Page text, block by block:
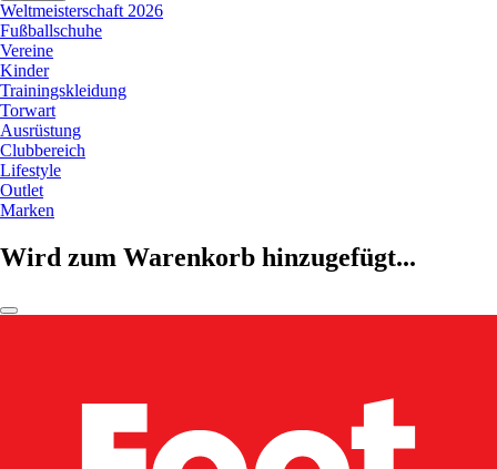
Weltmeisterschaft 2026
Fußballschuhe
Vereine
Kinder
Trainingskleidung
Torwart
Ausrüstung
Clubbereich
Lifestyle
Outlet
Marken
Wird zum Warenkorb hinzugefügt...